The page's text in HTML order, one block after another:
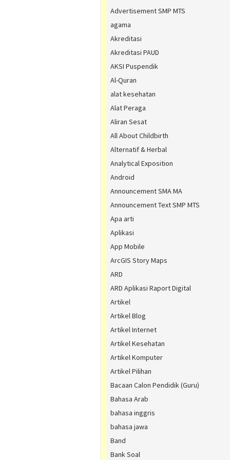
Advertisement SMP MTS
agama
Akreditasi
Akreditasi PAUD
AKSI Puspendik
Al-Quran
alat kesehatan
Alat Peraga
Aliran Sesat
All About Childbirth
Alternatif & Herbal
Analytical Exposition
Android
Announcement SMA MA
Announcement Text SMP MTS
Apa arti
Aplikasi
App Mobile
ArcGIS Story Maps
ARD
ARD Aplikasi Raport Digital
Artikel
Artikel Blog
Artikel Internet
Artikel Kesehatan
Artikel Komputer
Artikel Pilihan
Bacaan Calon Pendidik (Guru)
Bahasa Arab
bahasa inggris
bahasa jawa
Band
Bank Soal